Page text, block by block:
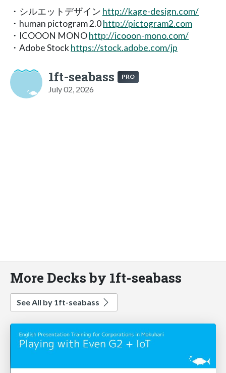
・シルエットデザイン http://kage-design.com/
・human pictogram 2.0http://pictogram2.com
・ICOOON MONOhttp://icooon-mono.com/
・Adobe Stockhttps://stock.adobe.com/jp
1ft-seabass PRO
July 02, 2026
More Decks by 1ft-seabass
See All by 1ft-seabass